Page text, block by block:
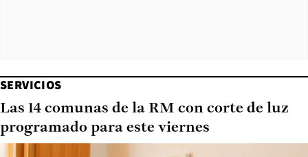
SERVICIOS
Las 14 comunas de la RM con corte de luz
programado para este viernes